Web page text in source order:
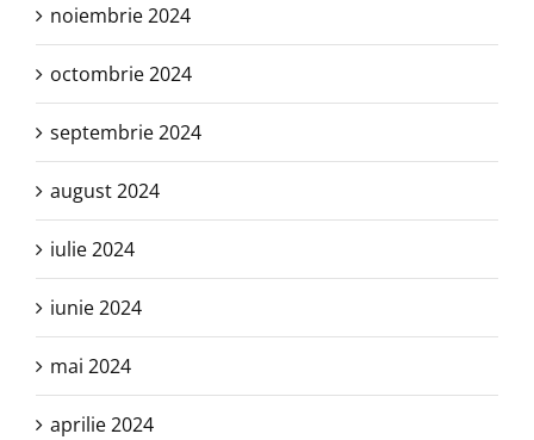
noiembrie 2024
octombrie 2024
septembrie 2024
august 2024
iulie 2024
iunie 2024
mai 2024
aprilie 2024